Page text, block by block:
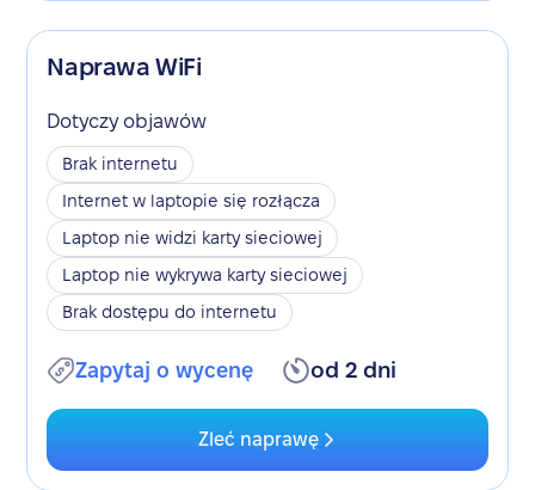
Naprawa WiFi
Dotyczy objawów
Brak internetu
Internet w laptopie się rozłącza
Laptop nie widzi karty sieciowej
Laptop nie wykrywa karty sieciowej
Brak dostępu do internetu
Zapytaj o wycenę od 2 dni
Zleć naprawę